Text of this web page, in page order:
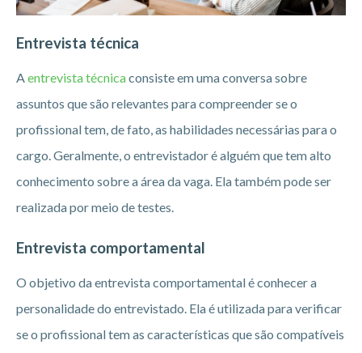
Entrevista técnica
Aentrevista técnicaconsiste em uma conversa sobre
assuntos que são relevantes para compreender se o
profissional tem, de fato, as habilidades necessárias para o
cargo. Geralmente, o entrevistador é alguém que tem alto
conhecimento sobre a área da vaga. Ela também pode ser
realizada por meio de testes.
Entrevista comportamental
O objetivo da entrevista comportamental é conhecer a
personalidade do entrevistado. Ela é utilizada para verificar
se o profissional tem as características que são compatíveis